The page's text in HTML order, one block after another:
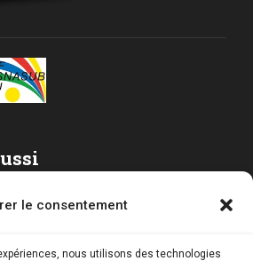
le consentement
nous utilisons des technologies